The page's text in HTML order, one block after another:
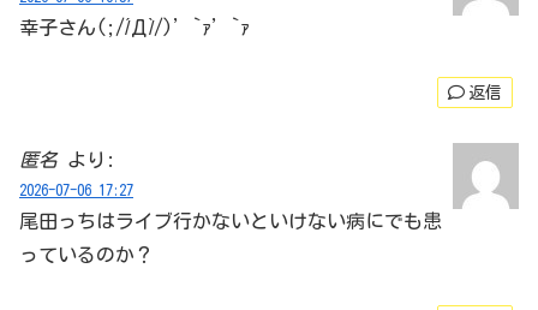
幸子さん(;//́Д/̀/)’`ｧ’`ｧ
返信
匿名 より:
2026-07-06 17:27
尾田っちはライブ行かないといけない病にでも患
っているのか？